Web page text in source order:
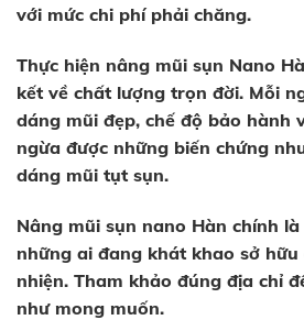
với mức chi phí phải chăng.
Thực hiện nâng mũi sụn Nano
kết về chất lượng trọn đời. Mỗi
dáng mũi đẹp, chế độ bảo hành
ngừa được những biến chứng
dáng mũi tụt sụn.
Nâng mũi sụn nano Hàn chính
những ai đang khát khao sở
nhiện. Tham khảo đúng địa chỉ
như mong muốn.